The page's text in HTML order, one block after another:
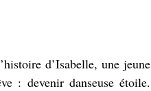
d’Isabelle, une jeune
: devenir danseuse étoile.